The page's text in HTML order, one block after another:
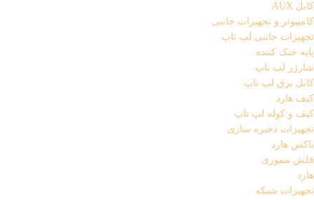
کابل AUX
کامپیوتر و تجهیزات جانبی
تجهیزات جانبی لپ تاپ
پایه خنک کننده
شارژر لپ تاپ
کابل برق لپ تاپ
کیف هارد
کیف و کوله لپ تاپ
تجهیزات ذخیره سازی
باکس هارد
فلش مموری
هارد
تجهیزات شبکه